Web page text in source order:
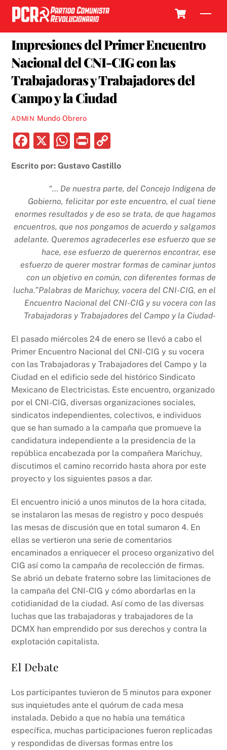
Skip
content
Impresiones del Primer Encuentro
Nacional del CNI-CIG con las
Trabajadoras y Trabajadores del
Campo y la Ciudad
ADMIN Mundo Obrero
F
c
b
o
o
X
W
at
s
A
p
p
P
nt p
y
Li
n
k
Escrito por: Gustavo Castillo
“… De nuestra parte, del Concejo Indígena de
Gobierno, felicitar por este encuentro, el cual tiene
enormes resultados y de eso se trata, de que hagamos
encuentros, que nos pongamos de acuerdo y salgamos
adelante. Queremos agradecerles ese esfuerzo que se
hace, ese esfuerzo de querernos encontrar, ese
esfuerzo de querer mostrar formas de caminar juntos
con un objetivo en común, con diferentes formas de
lucha.”Palabras de Marichuy, vocera del CNI-CIG, en el
Encuentro Nacional del CNI-CIG y su vocera con las
Trabajadoras y Trabajadores del Campo y la Ciudad-
El pasado miércoles 24 de enero se llevó a cabo el
Primer Encuentro Nacional del CNI-CIG y su vocera
con las Trabajadoras y Trabajadores del Campo y la
Ciudad en el edificio sede del histórico Sindicato
Mexicano de Electricistas. Este encuentro, organizado
por el CNI-CIG, diversas organizaciones sociales,
sindicatos independientes, colectivos, e individuos
que se han sumado a la campaña que promueve la
candidatura independiente a la presidencia de la
república encabezada por la compañera Marichuy,
discutimos el camino recorrido hasta ahora por este
proyecto y los siguientes pasos a dar.
El encuentro inició a unos minutos de la hora citada,
se instalaron las mesas de registro y poco después
las mesas de discusión que en total sumaron 4. En
ellas se vertieron una serie de comentarios
encaminados a enriquecer el proceso organizativo del
CIG así como la campaña de recolección de firmas.
Se abrió un debate fraterno sobre las limitaciones de
la campaña del CNI-CIG y cómo abordarlas en la
cotidianidad de la ciudad. Así como de las diversas
luchas que las trabajadoras y trabajadores de la
DCMX han emprendido por sus derechos y contra la
explotación capitalista.
El Debate
Los participantes tuvieron de 5 minutos para exponer
sus inquietudes ante el quórum de cada mesa
instalada. Debido a que no había una temática
específica, muchas participaciones fueron replicadas
y respondidas de diversas formas entre los